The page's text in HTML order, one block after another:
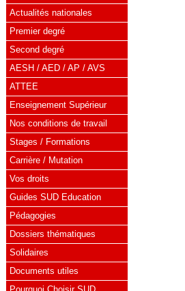
Actualités nationales
Premier degré
Second degré
AESH / AED / AP / AVS
ATTEE
Enseignement Supérieur
Nos conditions de travail
Stages / Formations
Carrière / Mutation
Vos droits
Guides SUD Education
Pédagogies
Dossiers thématiques
Solidaires
Documents utiles